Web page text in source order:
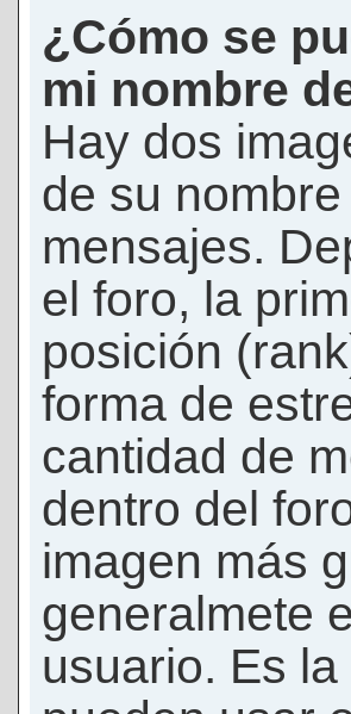
¿Cómo se
mi nombre
Hay dos
de su
mensajes.
el foro, la
posición
forma de
cantidad de
dentro del
imagen más
generalmete
usuario. Es